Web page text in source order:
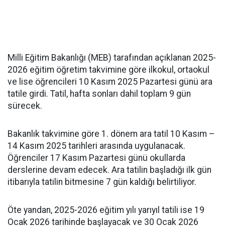
Milli Eğitim Bakanlığı (MEB) tarafından açıklanan 2025-
2026 eğitim öğretim takvimine göre ilkokul, ortaokul
ve lise öğrencileri 10 Kasım 2025 Pazartesi günü ara
tatile girdi. Tatil, hafta sonları dahil toplam 9 gün
sürecek.
Bakanlık takvimine göre 1. dönem ara tatil 10 Kasım –
14 Kasım 2025 tarihleri arasında uygulanacak.
Öğrenciler 17 Kasım Pazartesi günü okullarda
derslerine devam edecek. Ara tatilin başladığı ilk gün
itibarıyla tatilin bitmesine 7 gün kaldığı belirtiliyor.
Öte yandan, 2025-2026 eğitim yılı yarıyıl tatili ise 19
Ocak 2026 tarihinde başlayacak ve 30 Ocak 2026